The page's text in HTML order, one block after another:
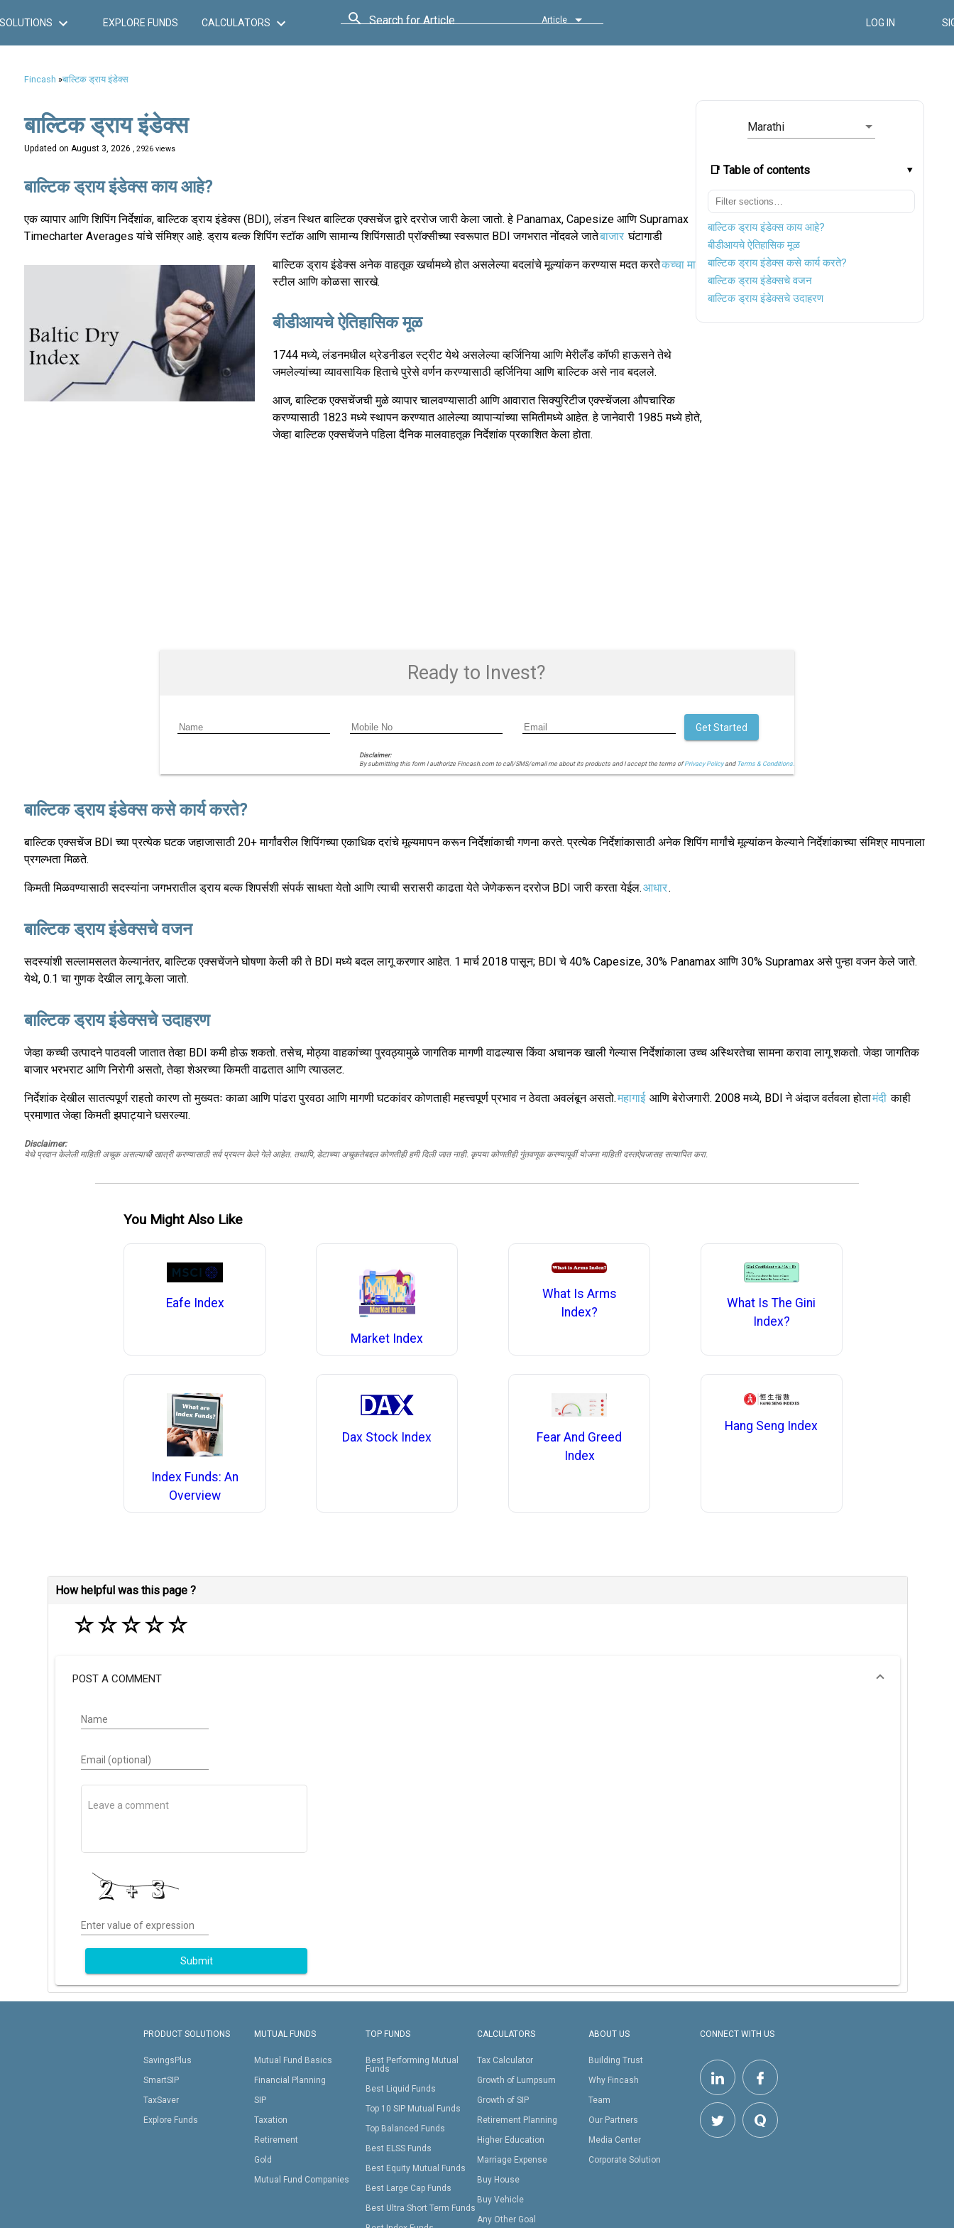
SOLUTIONS EXPLORE FUNDS CALCULATORS Search for Article Article LOG IN
Fincash »बाल्टिक ड्राय इंडेक्स
Marathi
📑 Table of contents
बाल्टिक ड्राय इंडेक्स काय आहे?
बीडीआयचे ऐतिहासिक मूळ
बाल्टिक ड्राय इंडेक्स कसे कार्य करते?
बाल्टिक ड्राय इंडेक्सचे वजन
बाल्टिक ड्राय इंडेक्सचे उदाहरण
बाल्टिक ड्राय इंडेक्स
Updated on August 3, 2026 , 2926 views
बाल्टिक ड्राय इंडेक्स काय आहे?
एक व्यापार आणि शिपिंग निर्देशांक, बाल्टिक ड्राय इंडेक्स (BDI), लंडन स्थित बाल्टिक एक्सचेंज द्वारे दररोज जारी केला जातो. हे Panamax, Capesize आणि Supramax
Timecharter Averages यांचे संमिश्र आहे. ड्राय बल्क शिपिंग स्टॉक आणि सामान्य शिपिंगसाठी प्रॉक्सीच्या स्वरूपात BDI जगभरात नोंदवले जातेबाजार घंटागाडी
बाल्टिक ड्राय इंडेक्स अनेक वाहतूक खर्चामध्ये होत असलेल्या बदलांचे मूल्यांकन करण्यास मदत करतेकच्चा माल
स्टील आणि कोळसा सारखे.
बीडीआयचे ऐतिहासिक मूळ
1744 मध्ये, लंडनमधील थ्रेडनीडल स्ट्रीट येथे असलेल्या व्हर्जिनिया आणि मेरीलँड कॉफी हाऊसने तेथे
जमलेल्यांच्या व्यावसायिक हिताचे पुरेसे वर्णन करण्यासाठी व्हर्जिनिया आणि बाल्टिक असे नाव बदलले.
आज, बाल्टिक एक्सचेंजची मुळे व्यापार चालवण्यासाठी आणि आवारात सिक्युरिटीज एक्स्चेंजला औपचारिक
करण्यासाठी 1823 मध्ये स्थापन करण्यात आलेल्या व्यापाऱ्यांच्या समितीमध्ये आहेत. हे जानेवारी 1985 मध्ये होते,
जेव्हा बाल्टिक एक्सचेंजने पहिला दैनिक मालवाहतूक निर्देशांक प्रकाशित केला होता.
Ready to Invest?
Disclaimer:
By submitting this form I authorize Fincash.com to call/SMS/email me about its products and I accept the terms ofPrivacy Policyand Terms & Conditions.
Get Started
बाल्टिक ड्राय इंडेक्स कसे कार्य करते?
बाल्टिक एक्सचेंज BDI च्या प्रत्येक घटक जहाजासाठी 20+ मार्गांवरील शिपिंगच्या एकाधिक दरांचे मूल्यमापन करून निर्देशांकाची गणना करते. प्रत्येक निर्देशांकासाठी अनेक शिपिंग मार्गांचे मूल्यांकन केल्याने निर्देशांकाच्या संमिश्र मापनाला
प्रगल्भता मिळते.
किमती मिळवण्यासाठी सदस्यांना जगभरातील ड्राय बल्क शिपर्सशी संपर्क साधता येतो आणि त्याची सरासरी काढता येते जेणेकरून दररोज BDI जारी करता येईल.आधार.
बाल्टिक ड्राय इंडेक्सचे वजन
सदस्यांशी सल्लामसलत केल्यानंतर, बाल्टिक एक्सचेंजने घोषणा केली की ते BDI मध्ये बदल लागू करणार आहेत. 1 मार्च 2018 पासून; BDI चे 40% Capesize, 30% Panamax आणि 30% Supramax असे पुन्हा वजन केले जाते.
येथे, 0.1 चा गुणक देखील लागू केला जातो.
बाल्टिक ड्राय इंडेक्सचे उदाहरण
जेव्हा कच्ची उत्पादने पाठवली जातात तेव्हा BDI कमी होऊ शकतो. तसेच, मोठ्या वाहकांच्या पुरवठ्यामुळे जागतिक मागणी वाढल्यास किंवा अचानक खाली गेल्यास निर्देशांकाला उच्च अस्थिरतेचा सामना करावा लागू शकतो. जेव्हा जागतिक
बाजार भरभराट आणि निरोगी असतो, तेव्हा शेअरच्या किमती वाढतात आणि त्याउलट.
निर्देशांक देखील सातत्यपूर्ण राहतो कारण तो मुख्यतः काळा आणि पांढरा पुरवठा आणि मागणी घटकांवर कोणताही महत्त्वपूर्ण प्रभाव न ठेवता अवलंबून असतो.महागाई आणि बेरोजगारी. 2008 मध्ये, BDI ने अंदाज वर्तवला होतामंदी काही
प्रमाणात जेव्हा किमती झपाट्याने घसरल्या.
Disclaimer:
येथे प्रदान केलेली माहिती अचूक असल्याची खात्री करण्यासाठी सर्व प्रयत्न केले गेले आहेत. तथापि, डेटाच्या अचूकतेबद्दल कोणतीही हमी दिली जात नाही. कृपया कोणतीही गुंतवणूक करण्यापूर्वी योजना माहिती दस्तऐवजासह सत्यापित करा.
You Might Also Like
Eafe Index
Market Index
What Is Arms
Index?
What Is The Gini
Index?
Index Funds: An
Overview
Dax Stock Index
Fear And Greed
Index
Hang Seng Index
How helpful was this page ?
☆☆☆☆☆
POST A COMMENT
Name
Email (optional)
Enter value of expression
Submit
PRODUCT SOLUTIONS
SavingsPlus
SmartSIP
TaxSaver
Explore Funds
MUTUAL FUNDS
Mutual Fund Basics
Financial Planning
SIP
Taxation
Retirement
Gold
Mutual Fund Companies
TOP FUNDS
Best Performing Mutual
Funds
Best Liquid Funds
Top 10 SIP Mutual Funds
Top Balanced Funds
Best ELSS Funds
Best Equity Mutual Funds
Best Large Cap Funds
Best Ultra Short Term Funds
CALCULATORS
Tax Calculator
Growth of Lumpsum
Growth of SIP
Retirement Planning
Higher Education
Marriage Expense
Buy House
Buy Vehicle
Any Other Goal
ABOUT US
Building Trust
Why Fincash
Team
Our Partners
Media Center
Corporate Solution
CONNECT WITH US